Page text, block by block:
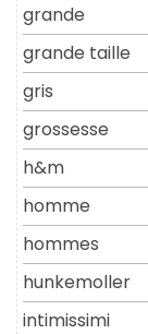
grande
grande taille
gris
grossesse
h&m
homme
hommes
hunkemoller
intimissimi